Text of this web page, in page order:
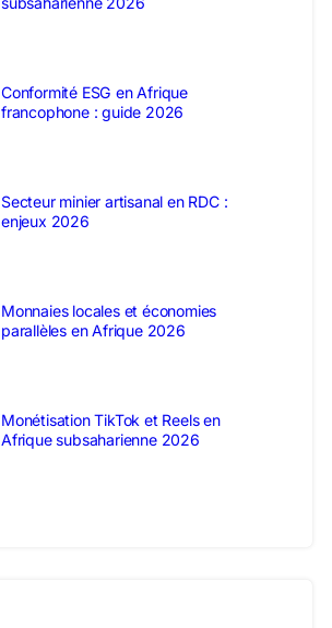
Conformité ESG en Afrique
francophone : guide 2026
Secteur minier artisanal en RDC :
enjeux 2026
Monnaies locales et économies
parallèles en Afrique 2026
Monétisation TikTok et Reels en
Afrique subsaharienne 2026